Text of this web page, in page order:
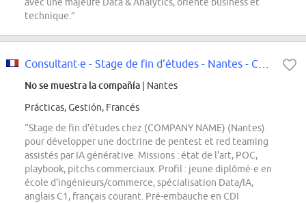
technique.”
No se muestra la compañía | Nantes
Prácticas, Gestión, Francés
“Stage de fin d'études chez (COMPANY NAME) (Nantes)
pour développer une doctrine de pentest et red teaming
assistés par IA générative. Missions : état de l'art, POC,
playbook, pitchs commerciaux. Profil : jeune diplômé·e en
école d'ingénieurs/commerce, spécialisation Data/IA,
anglais C1, français courant. Pré-embauche en CDI